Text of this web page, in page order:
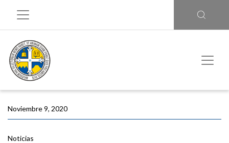
Noviembre 9, 2020
Noticias